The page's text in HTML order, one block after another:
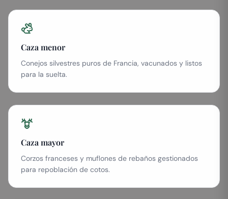
Caza menor
Conejos silvestres puros de Francia, vacunados y listos
para la suelta.
Caza mayor
Corzos franceses y muflones de rebaños gestionados
para repoblación de cotos.